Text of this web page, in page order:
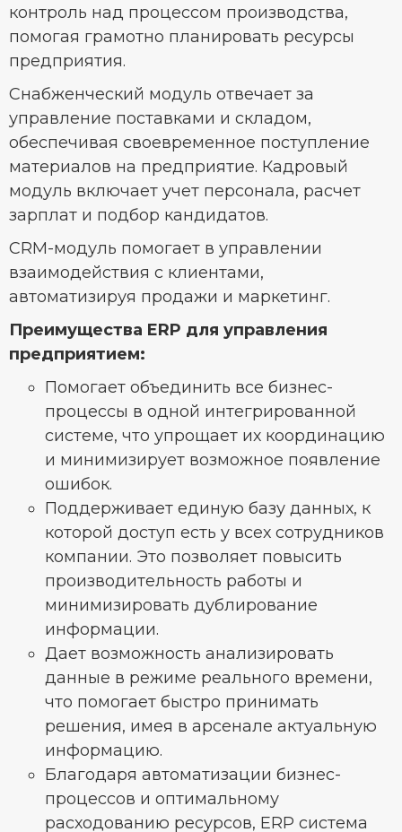
контроль над процессом производства,
помогая грамотно планировать ресурсы
предприятия.
Снабженческий модуль отвечает за
управление поставками и складом,
обеспечивая своевременное поступление
материалов на предприятие. Кадровый
модуль включает учет персонала, расчет
зарплат и подбор кандидатов.
CRM-модуль помогает в управлении
взаимодействия с клиентами,
автоматизируя продажи и маркетинг.
Преимущества ERP для управления
предприятием:
Помогает объединить все бизнес-
процессы в одной интегрированной
системе, что упрощает их координацию
и минимизирует возможное появление
ошибок.
Поддерживает единую базу данных, к
которой доступ есть у всех сотрудников
компании. Это позволяет повысить
производительность работы и
минимизировать дублирование
информации.
Дает возможность анализировать
данные в режиме реального времени,
что помогает быстро принимать
решения, имея в арсенале актуальную
информацию.
Благодаря автоматизации бизнес-
процессов и оптимальному
расходованию ресурсов, ERP система